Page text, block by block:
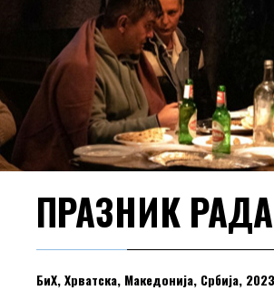
ПРАЗНИК РАДА
БиХ, Хрватска, Македонија, Србија,